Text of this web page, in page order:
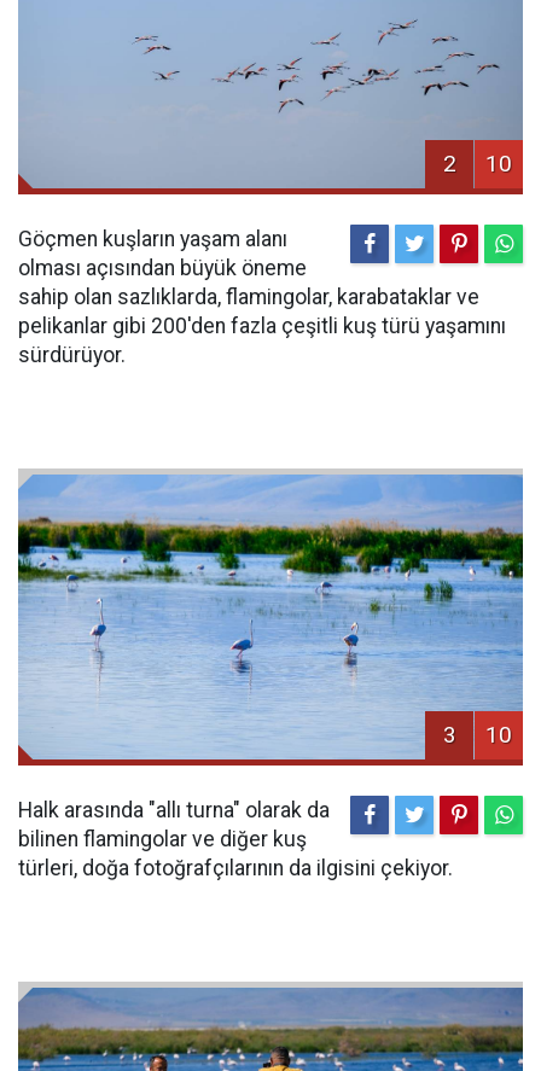
2 10
Göçmen kuşların yaşam alanı
olması açısından büyük öneme
sahip olan sazlıklarda, flamingolar, karabataklar ve
pelikanlar gibi 200'den fazla çeşitli kuş türü yaşamını
sürdürüyor.
3 10
Halk arasında "allı turna" olarak da
bilinen flamingolar ve diğer kuş
türleri, doğa fotoğrafçılarının da ilgisini çekiyor.